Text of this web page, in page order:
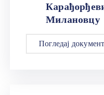
Милановцу
Погледај документ